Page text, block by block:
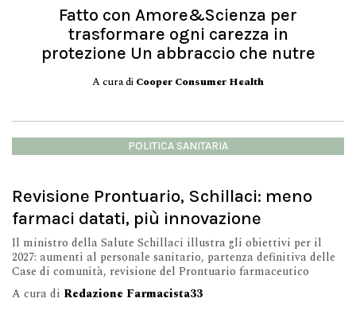
Fatto con Amore&Scienza per
trasformare ogni carezza in
protezione Un abbraccio che nutre
A cura di Cooper Consumer Health
POLITICA SANITARIA
Revisione Prontuario, Schillaci: meno
farmaci datati, più innovazione
Il ministro della Salute Schillaci illustra gli obiettivi per il
2027: aumenti al personale sanitario, partenza definitiva delle
Case di comunità, revisione del Prontuario farmaceutico
A cura di Redazione Farmacista33